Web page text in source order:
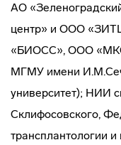
АО
центр» и ООО
«БИОСС», ООО
МГМУ имени
университет); НИИ
Склифосовского,
трансплантологии